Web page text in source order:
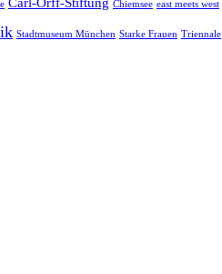
Chiemsee east meets west
Stadtmuseum München Starke Frauen Triennale